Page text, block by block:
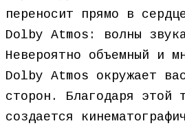
переносит прямо в
Dolby Atmos: волны
Невероятно объемный и
Dolby Atmos окружает
сторон. Благодаря этой
создается